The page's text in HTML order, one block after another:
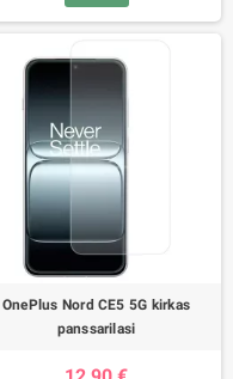
OnePlus Nord CE5 5G kirkas
panssarilasi